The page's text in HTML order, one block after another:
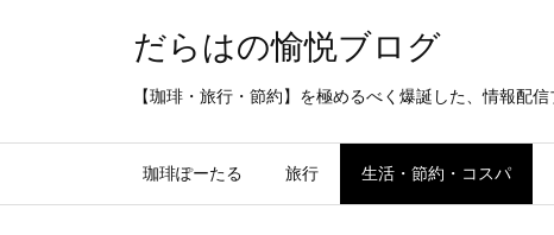
だらはの愉悦ブログ
【珈琲・旅行・節約】を極めるべく爆誕した、情報配信
珈琲ぽーたる 旅行 生活・節約・コスパ